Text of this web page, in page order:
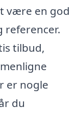
være en god
referencer.
tilbud,
er nogle
du